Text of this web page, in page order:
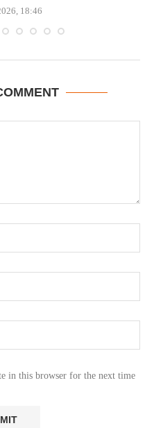
18:46
in this browser for the next time